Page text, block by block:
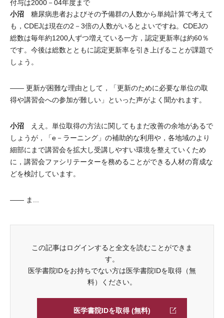
付与は2000－04年度まで
小沼 糖尿病患者およびその予備群の人数から単純計算で考えて
も，CDEJは現在の2－3倍の人数がいるとよいですね。CDEJの
総数は毎年約1200人ずつ増えている一方，認定更新率は約60％
です。今後は総数とともに認定更新率を引き上げることが課題で
しょう。
―― 更新が困難な理由として，「更新のために必要な単位の取
得や講習会への参加が難しい」といった声がよく聞かれます。
小沼 ええ。単位取得の方法に関してもまだ改善の余地があるで
しょうが，「e－ラーニング」の補助的な利用や，各地域のより
細部にまで講習会を拡大し受講しやすい環境を整えていくため
に，講習会ファシリテーターを務めることができる人材の育成な
どを検討しています。
―― ま...
この記事はログインすると全文を読むことができま
す。
医学書院IDをお持ちでない方は医学書院IDを取得（無
料）ください。
医学書院IDを取得 (無料)